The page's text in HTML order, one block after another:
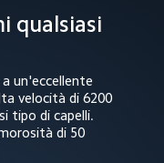
qualsiasi
un'eccellente
velocità di 6200
tipo di capelli.
di 50